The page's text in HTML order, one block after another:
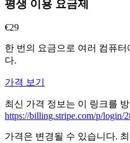
평생 이용 요금제
€29
한 번의 요금으로 여러 컴퓨
다.
가격 보기
최신 가격 정보는 이 링크를
https://billing.stripe.com/p/login/
가격은 변경될 수 있습니다.